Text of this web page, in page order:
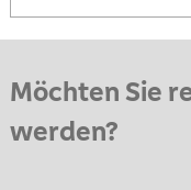
Möchten Sie
werden?